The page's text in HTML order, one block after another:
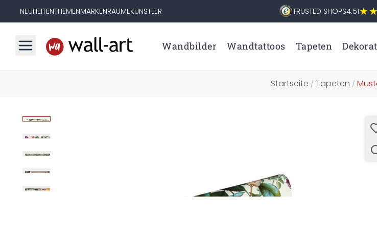
NEUHEITENTHEMENMARKENRÄUMEKÜNSTLER TRUSTED SHOPS4.51
Wandbilder Wandtattoos Tapeten
Startseite / Tapeten /